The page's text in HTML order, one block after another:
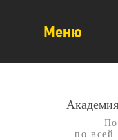
Меню
по всей